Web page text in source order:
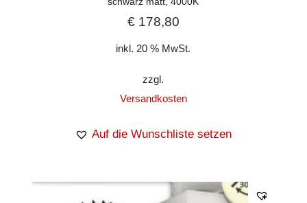
€178,80
inkl. 20 % MwSt.
zzgl.
Versandkosten
Auf die Wunschliste setzen